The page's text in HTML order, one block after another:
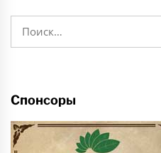
Спонсоры